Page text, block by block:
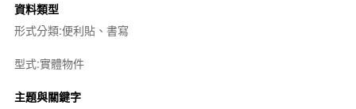
資料類型
形式分類:便利貼、書寫
型式:實體物件
主題與關鍵字